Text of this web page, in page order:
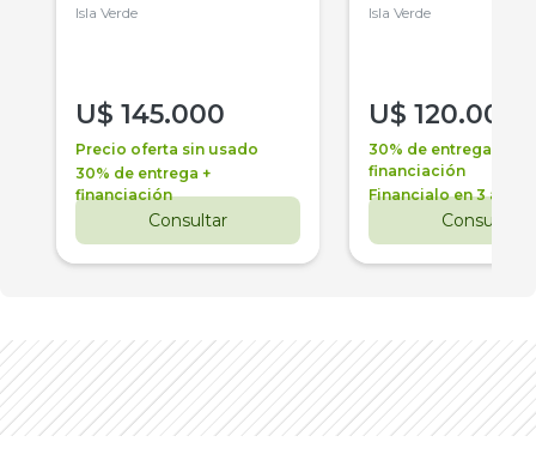
Isla Verde
U$ 145.000
Precio oferta sin usado
30% de entrega +
financiación
Consultar
Isla Verde
U$ 120.000
30% de entrega +
financiación
Financialo en 3 años
Consultar